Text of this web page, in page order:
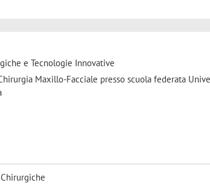
e Tecnologie Innovative
Maxillo-Facciale presso scuola federata